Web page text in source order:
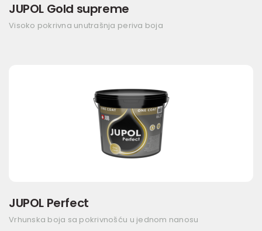
JUPOL Gold supreme
Visoko pokrivna unutrašnja periva boja
JUPOL Perfect
Vrhunska boja sa pokrivnošću u jednom nanosu